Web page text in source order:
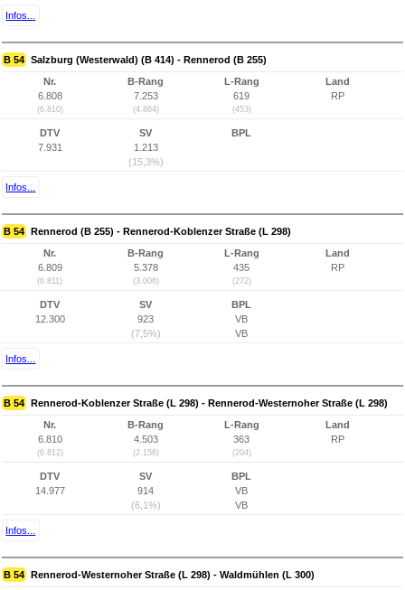
Infos...
B 54 Salzburg (Westerwald) (B 414) - Rennerod (B 255)
Nr.
6.808
(6.810)
B-Rang
7.253
(4.864)
L-Rang
619
(453)
Land
RP
DTV
7.931
SV
1.213
(15,3%)
BPL
Infos...
B 54 Rennerod (B 255) - Rennerod-Koblenzer Straße (L 298)
Nr.
6.809
(6.811)
B-Rang
5.378
(3.006)
L-Rang
435
(272)
Land
RP
DTV
12.300
SV
923
(7,5%)
BPL
VB
VB
Infos...
B 54 Rennerod-Koblenzer Straße (L 298) - Rennerod-Westernoher Straße (L 298)
Nr.
6.810
(6.812)
B-Rang
4.503
(2.156)
L-Rang
363
(204)
Land
RP
DTV
14.977
SV
914
(6,1%)
BPL
VB
VB
Infos...
B 54 Rennerod-Westernoher Straße (L 298) - Waldmühlen (L 300)